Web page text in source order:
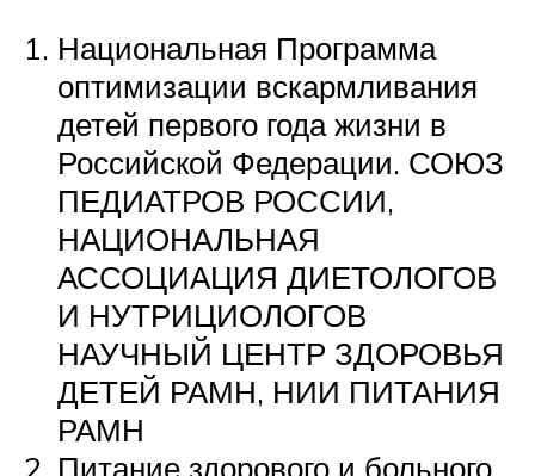
Национальная Программа
оптимизации вскармливания
детей первого года жизни в
Российской Федерации. СОЮЗ
ПЕДИАТРОВ РОССИИ,
НАЦИОНАЛЬНАЯ
АССОЦИАЦИЯ ДИЕТОЛОГОВ
И НУТРИЦИОЛОГОВ
НАУЧНЫЙ ЦЕНТР ЗДОРОВЬЯ
ДЕТЕЙ РАМН, НИИ ПИТАНИЯ
РАМН
Питание здорового и больного